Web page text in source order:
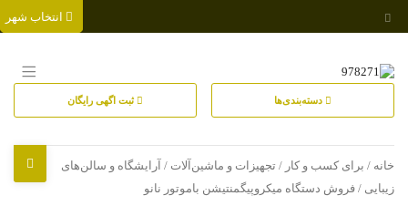
دسته‌بندی‌ها ثبت اگهی رایگان
خانه / برای کسب و کار / تجهیزات و ماشین‌آلات / آرایشگاه و سالن‌های
زیبایی / فروش دستگاه میکروپیگمنتیشن باموتور نانو